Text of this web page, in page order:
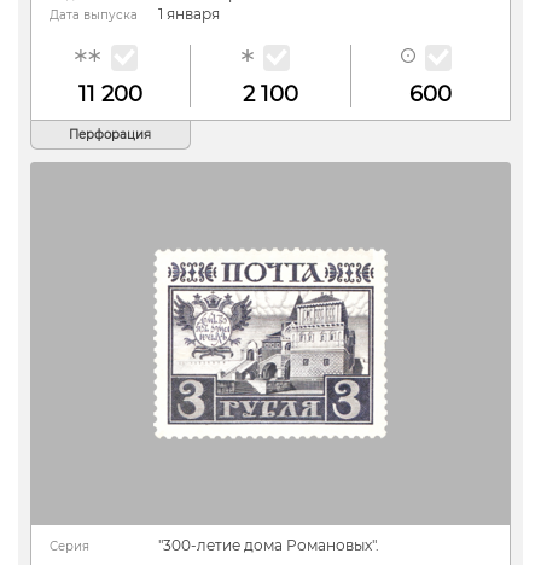
Дата выпуска 1 января
11 200 2 100 600
Перфорация
Серия "300-летие дома Романовых".